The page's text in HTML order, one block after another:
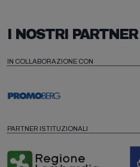
I NOSTRI PARTNER
IN COLLABORAZIONE CON
PARTNER ISTITUZIONALI